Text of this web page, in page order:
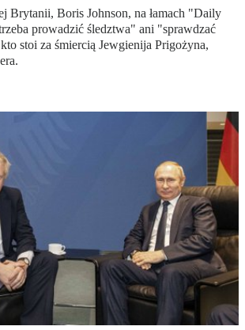
Brytanii, Boris Johnson, na łamach "Daily
prowadzić śledztwa" ani "sprawdzać
stoi za śmiercią Jewgienija Prigożyna,